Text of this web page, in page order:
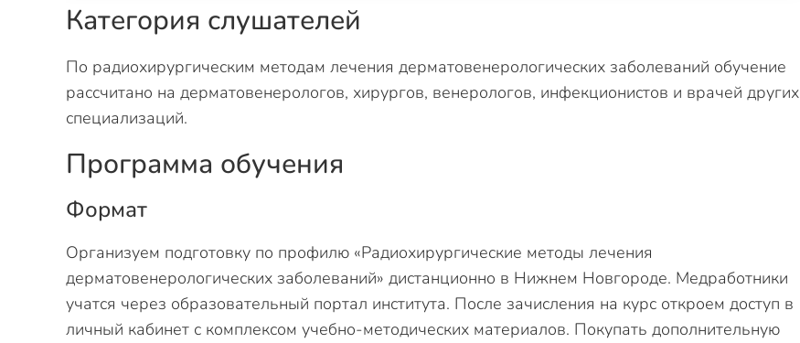
Категория слушателей
По радиохирургическим методам лечения дерматовенерологических заболеваний обучение
рассчитано на дерматовенерологов, хирургов, венерологов, инфекционистов и врачей других
специализаций.
Программа обучения
Формат
Организуем подготовку по профилю «Радиохирургические методы лечения
дерматовенерологических заболеваний» дистанционно в Нижнем Новгороде. Медработники
учатся через образовательный портал института. После зачисления на курс откроем доступ в
личный кабинет с комплексом учебно-методических материалов. Покупать дополнительную